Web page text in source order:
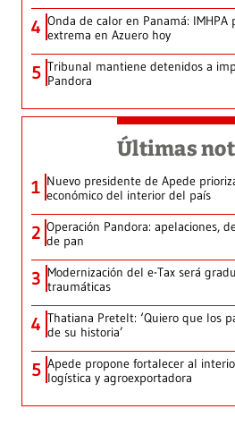
4 Onda de calor en Panamá: IMHPA
extrema en Azuero hoy
5 Tribunal mantiene detenidos a
Pandora
Últimas
1 Nuevo presidente de Apede
económico del interior del país
2 Operación Pandora: apelaciones,
de pan
3 Modernización del e-Tax será
traumáticas
4 Thatiana Pretelt: ‘Quiero que los
de su historia’
5 Apede propone fortalecer al
logística y agroexportadora